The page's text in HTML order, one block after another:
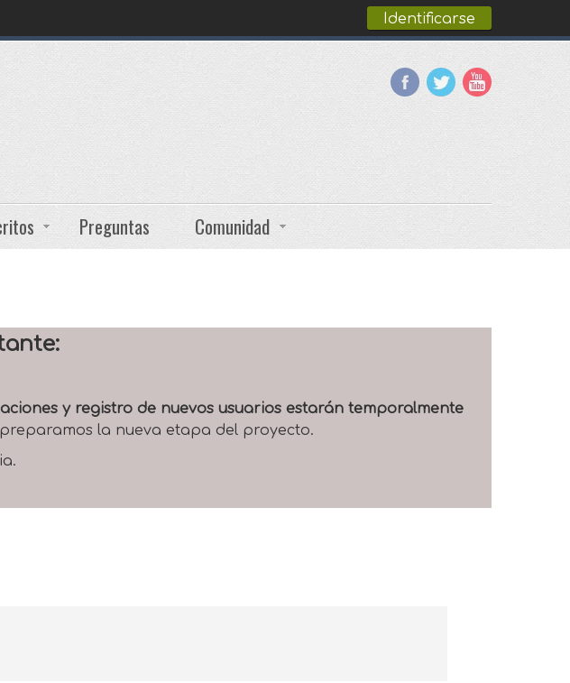
Identificarse
Preguntas Comunidad
y registro de nuevos usuarios estarán temporalmente
la nueva etapa del proyecto.